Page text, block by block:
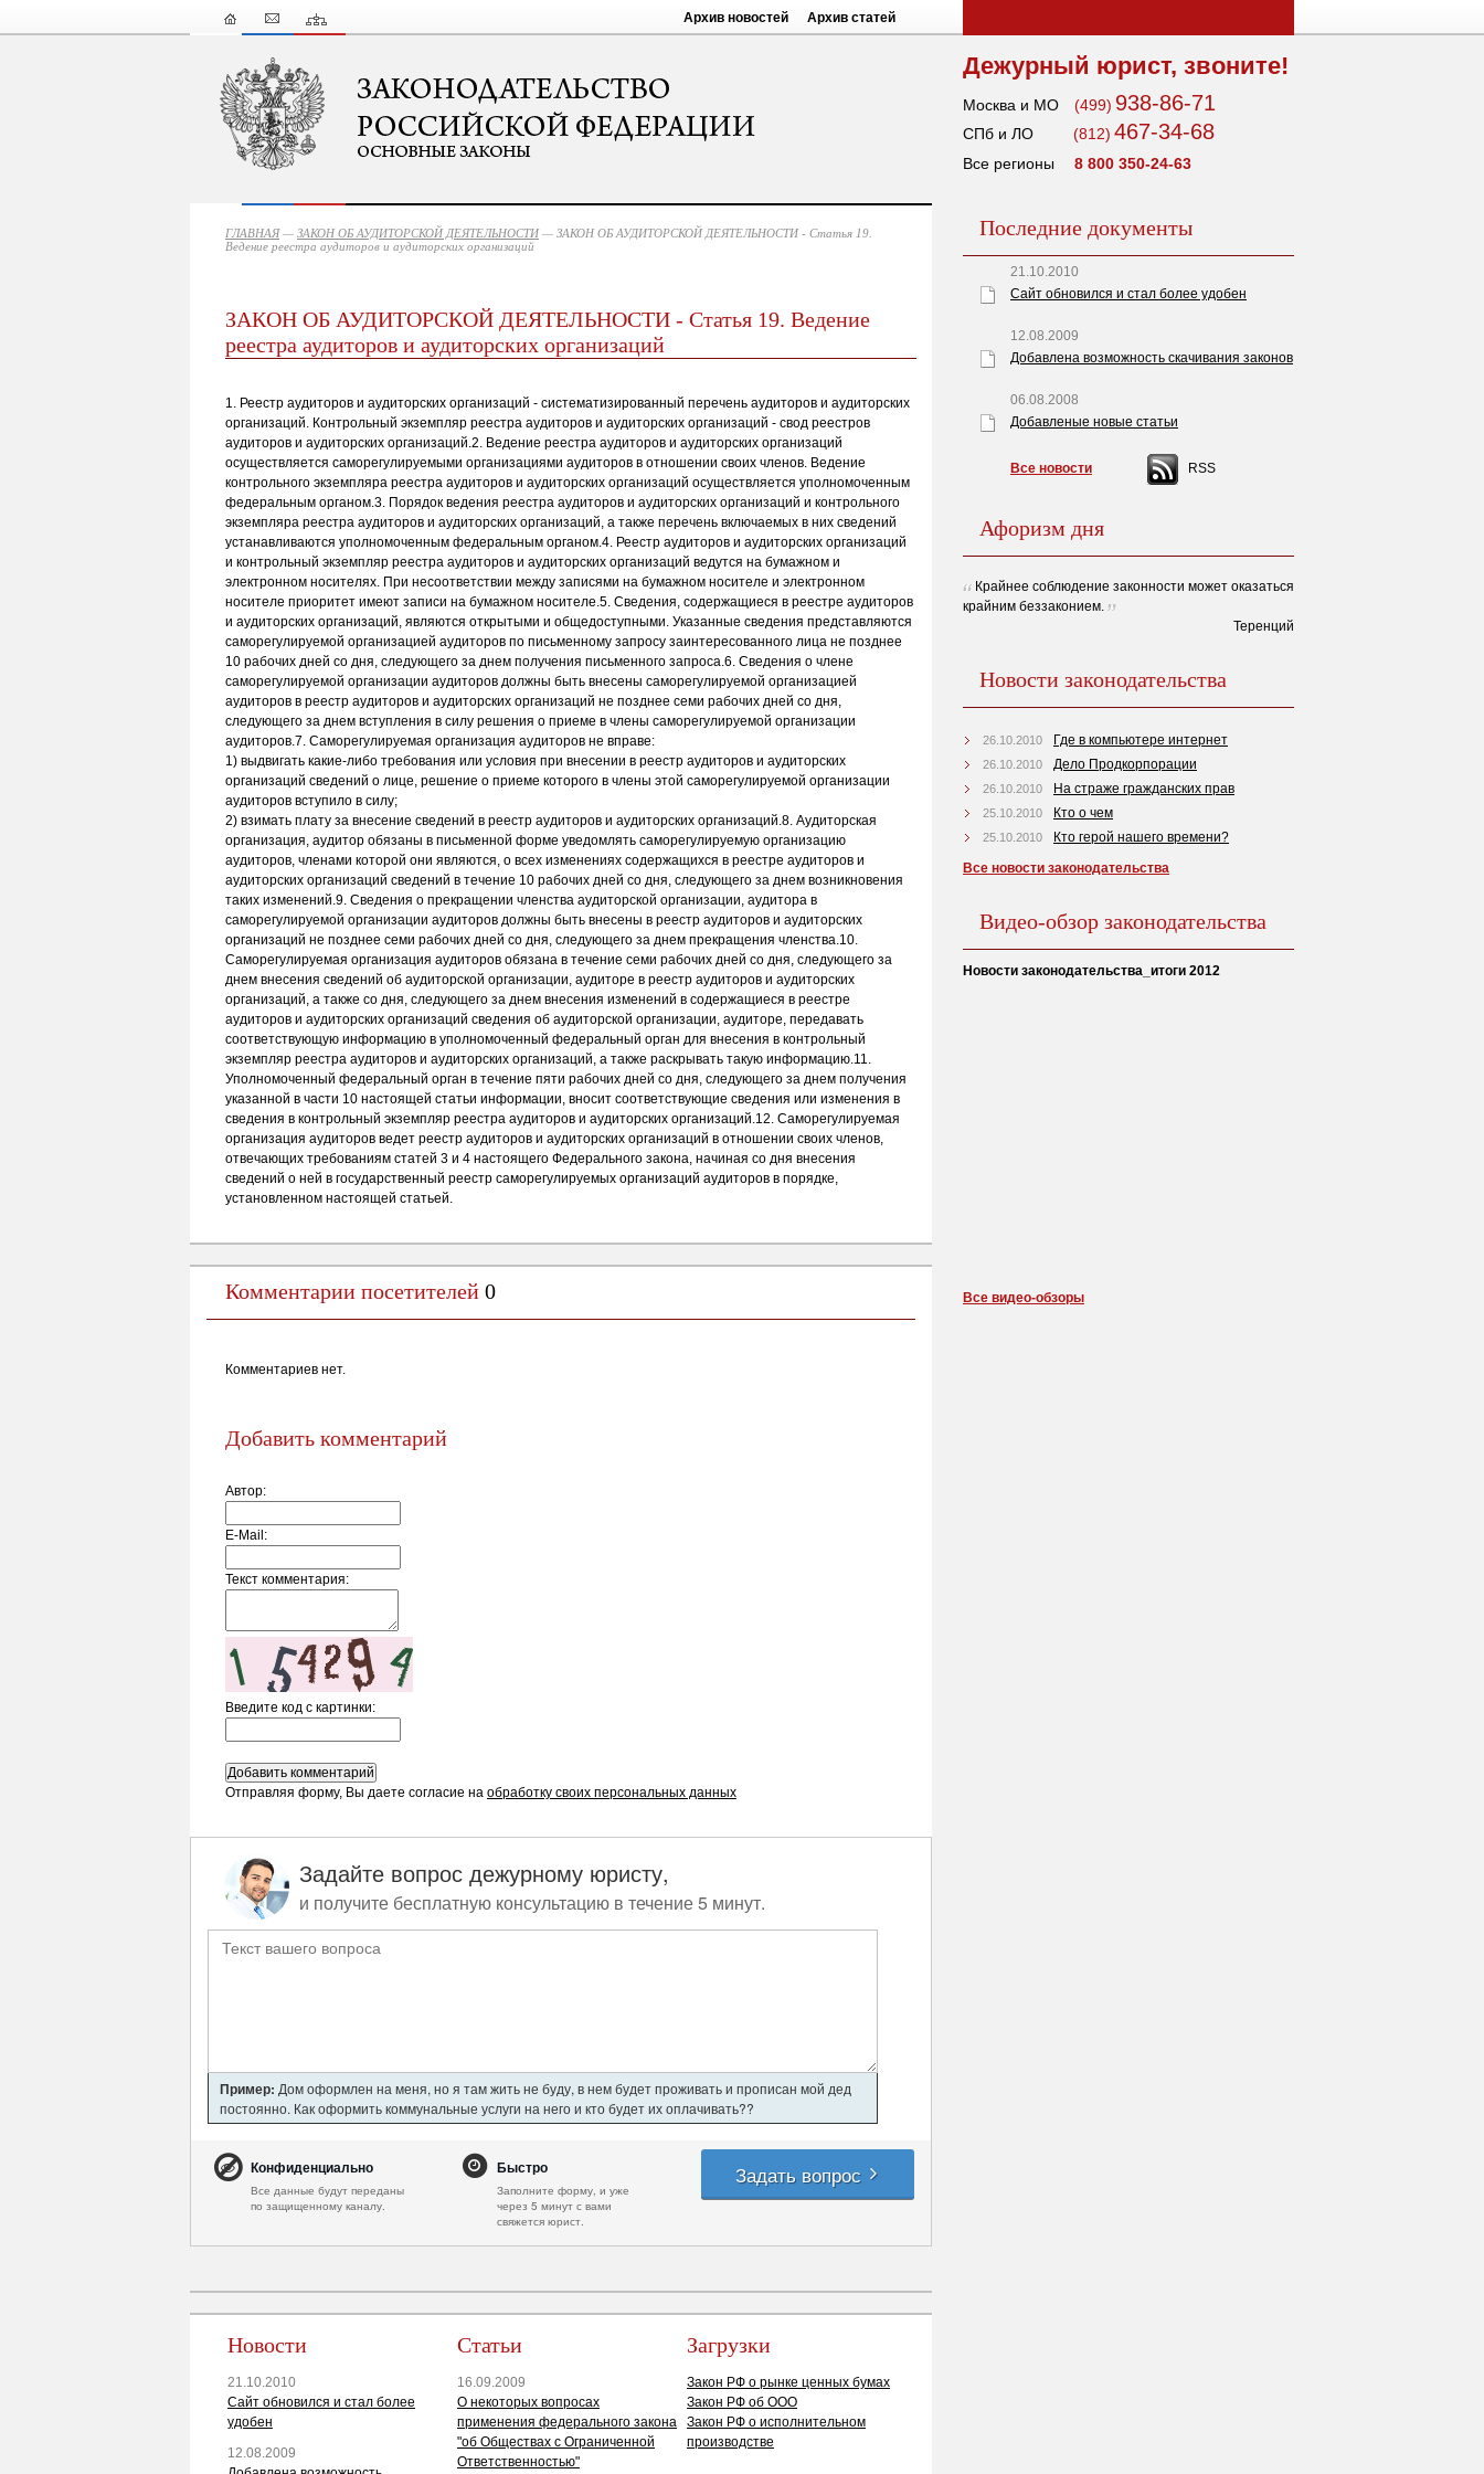
Архив новостей Архив статей
ГЛАВНАЯ— ЗАКОН ОБ АУДИТОРСКОЙ ДЕЯТЕЛЬНОСТИ — ЗАКОН ОБ АУДИТОРСКОЙ ДЕЯТЕЛЬНОСТИ - Статья 19.
Ведение реестра аудиторов и аудиторских организаций
ЗАКОН ОБ АУДИТОРСКОЙ ДЕЯТЕЛЬНОСТИ - Статья 19. Ведение
реестра аудиторов и аудиторских организаций
1. Реестр аудиторов и аудиторских организаций - систематизированный перечень аудиторов и аудиторских
организаций. Контрольный экземпляр реестра аудиторов и аудиторских организаций - свод реестров
аудиторов и аудиторских организаций.2. Ведение реестра аудиторов и аудиторских организаций
осуществляется саморегулируемыми организациями аудиторов в отношении своих членов. Ведение
контрольного экземпляра реестра аудиторов и аудиторских организаций осуществляется уполномоченным
федеральным органом.3. Порядок ведения реестра аудиторов и аудиторских организаций и контрольного
экземпляра реестра аудиторов и аудиторских организаций, а также перечень включаемых в них сведений
устанавливаются уполномоченным федеральным органом.4. Реестр аудиторов и аудиторских организаций
и контрольный экземпляр реестра аудиторов и аудиторских организаций ведутся на бумажном и
электронном носителях. При несоответствии между записями на бумажном носителе и электронном
носителе приоритет имеют записи на бумажном носителе.5. Сведения, содержащиеся в реестре аудиторов
и аудиторских организаций, являются открытыми и общедоступными. Указанные сведения представляются
саморегулируемой организацией аудиторов по письменному запросу заинтересованного лица не позднее
10 рабочих дней со дня, следующего за днем получения письменного запроса.6. Сведения о члене
саморегулируемой организации аудиторов должны быть внесены саморегулируемой организацией
аудиторов в реестр аудиторов и аудиторских организаций не позднее семи рабочих дней со дня,
следующего за днем вступления в силу решения о приеме в члены саморегулируемой организации
аудиторов.7. Саморегулируемая организация аудиторов не вправе:
1) выдвигать какие-либо требования или условия при внесении в реестр аудиторов и аудиторских
организаций сведений о лице, решение о приеме которого в члены этой саморегулируемой организации
аудиторов вступило в силу;
2) взимать плату за внесение сведений в реестр аудиторов и аудиторских организаций.8. Аудиторская
организация, аудитор обязаны в письменной форме уведомлять саморегулируемую организацию
аудиторов, членами которой они являются, о всех изменениях содержащихся в реестре аудиторов и
аудиторских организаций сведений в течение 10 рабочих дней со дня, следующего за днем возникновения
таких изменений.9. Сведения о прекращении членства аудиторской организации, аудитора в
саморегулируемой организации аудиторов должны быть внесены в реестр аудиторов и аудиторских
организаций не позднее семи рабочих дней со дня, следующего за днем прекращения членства.10.
Саморегулируемая организация аудиторов обязана в течение семи рабочих дней со дня, следующего за
днем внесения сведений об аудиторской организации, аудиторе в реестр аудиторов и аудиторских
организаций, а также со дня, следующего за днем внесения изменений в содержащиеся в реестре
аудиторов и аудиторских организаций сведения об аудиторской организации, аудиторе, передавать
соответствующую информацию в уполномоченный федеральный орган для внесения в контрольный
экземпляр реестра аудиторов и аудиторских организаций, а также раскрывать такую информацию.11.
Уполномоченный федеральный орган в течение пяти рабочих дней со дня, следующего за днем получения
указанной в части 10 настоящей статьи информации, вносит соответствующие сведения или изменения в
сведения в контрольный экземпляр реестра аудиторов и аудиторских организаций.12. Саморегулируемая
организация аудиторов ведет реестр аудиторов и аудиторских организаций в отношении своих членов,
отвечающих требованиям статей 3 и 4 настоящего Федерального закона, начиная со дня внесения
сведений о ней в государственный реестр саморегулируемых организаций аудиторов в порядке,
установленном настоящей статьей.
Комментарии посетителей 0
Комментариев нет.
Добавить комментарий
Автор:
E-Mail:
Текст комментария:
Введите код c картинки:
Отправляя форму, Вы даете согласие на обработку своих персональных данных
Задайте вопрос дежурному юристу,
и получите бесплатную консультацию в течение 5 минут.
Пример: Дом оформлен на меня, но я там жить не буду, в нем будет проживать и прописан мой дед
постоянно. Как оформить коммунальные услуги на него и кто будет их оплачивать??
Конфиденциально
Все данные будут переданы
по защищенному каналу.
Быстро
Заполните форму, и уже
через 5 минут с вами
свяжется юрист.
Задать вопрос
Новости
21.10.2010
Сайт обновился и стал более
удобен
12.08.2009
Статьи
16.09.2009
О некоторых вопросах
применения федерального закона
"об Обществах с Ограниченной
Ответственностью"
Загрузки
Закон РФ о рынке ценных бумах
Закон РФ об ООО
Закон РФ о исполнительном
производстве
Дежурный юрист, звоните!
Москва и МО (499) 938-86-71
СПб и ЛО (812) 467-34-68
Все регионы 8 800 350-24-63
Последние документы
21.10.2010
Сайт обновился и стал более удобен
12.08.2009
Добавлена возможность скачивания законов
06.08.2008
Добавленые новые статьи
Все новости RSS
Афоризм дня
Крайнее соблюдение законности может оказаться
крайним беззаконием.
Теренций
Новости законодательства
26.10.2010 Где в компьютере интернет
26.10.2010 Дело Продкорпорации
26.10.2010 На страже гражданских прав
25.10.2010 Кто о чем
25.10.2010
Кто герой нашего времени?
Все новости законодательства
Видео-обзор законодательства
Новости законодательства_итоги 2012
Все видео-обзоры